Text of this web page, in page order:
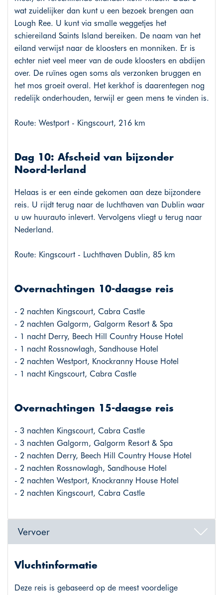
wat zuidelijker dan kunt u een bezoek brengen aan
Lough Ree. U kunt via smalle weggetjes het
schiereiland Saints Island bereiken. De naam van het
eiland verwijst naar de kloosters en monniken. Er is
echter niet veel meer van de oude kloosters en abdijen
over. De ruïnes ogen soms als verzonken bruggen en
het mos groeit overal. Het kerkhof is daarentegen nog
redelijk onderhouden, terwijl er geen mens te vinden is.
Route: Westport - Kingscourt, 216 km
Dag 10: Afscheid van bijzonder
Noord-Ierland
Helaas is er een einde gekomen aan deze bijzondere
reis. U rijdt terug naar de luchthaven van Dublin waar
u uw huurauto inlevert. Vervolgens vliegt u terug naar
Nederland.
Route: Kingscourt - Luchthaven Dublin, 85 km
Overnachtingen 10-daagse reis
- 2 nachten Kingscourt, Cabra Castle
- 2 nachten Galgorm, Galgorm Resort & Spa
- 1 nacht Derry, Beech Hill Country House Hotel
- 1 nacht Rossnowlagh, Sandhouse Hotel
- 2 nachten Westport, Knockranny House Hotel
- 1 nacht Kingscourt, Cabra Castle
Overnachtingen 15-daagse reis
- 3 nachten Kingscourt, Cabra Castle
- 3 nachten Galgorm, Galgorm Resort & Spa
- 2 nachten Derry, Beech Hill Country House Hotel
- 2 nachten Rossnowlagh, Sandhouse Hotel
- 2 nachten Westport, Knockranny House Hotel
- 2 nachten Kingscourt, Cabra Castle
Vervoer
Vluchtinformatie
Deze reis is gebaseerd op de meest voordelige